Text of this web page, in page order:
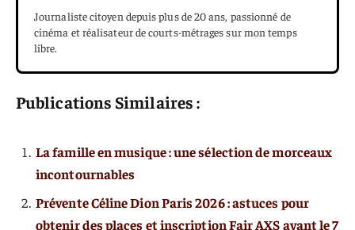
Journaliste citoyen depuis plus de 20 ans, passionné de
cinéma et réalisateur de courts-métrages sur mon temps
libre.
Publications Similaires :
La famille en musique : une sélection de morceaux
incontournables
Prévente Céline Dion Paris 2026 : astuces pour
obtenir des places et inscription Fair AXS avant le 7